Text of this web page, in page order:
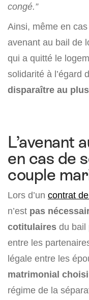
congé.”
Ainsi, même en
avenant au bail de
qui a quitté le
solidarité à l’égard
disparaître au
L’avenant
en cas de
couple
Lors d’un contrat
n’est pas
cotitulaires du bail
entre les
légale entre les
matrimonial choisi
régime de la